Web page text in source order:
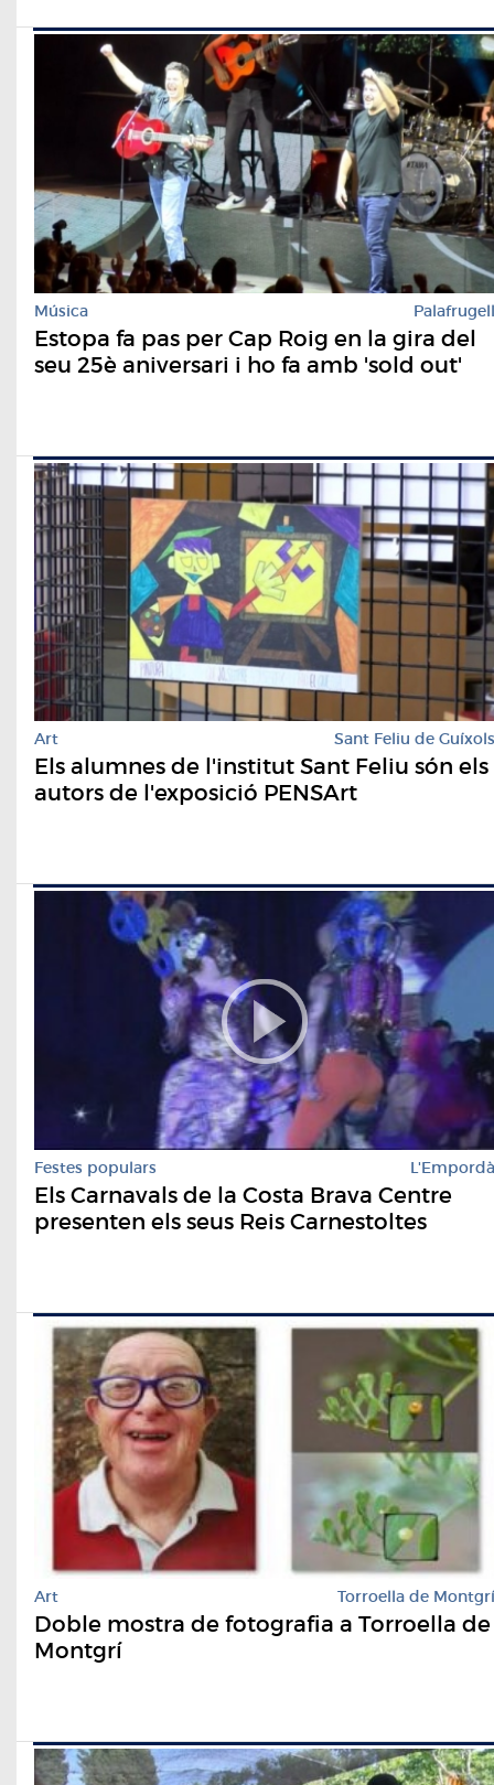
Música Palafrugell
Estopa fa pas per Cap Roig en la gira del
seu 25è aniversari i ho fa amb 'sold out'
Art Sant Feliu de Guíxols
Els alumnes de l'institut Sant Feliu són els
autors de l'exposició PENSArt
Festes populars L'Empordà
Els Carnavals de la Costa Brava Centre
presenten els seus Reis Carnestoltes
Art Torroella de Montgrí
Doble mostra de fotografia a Torroella de
Montgrí